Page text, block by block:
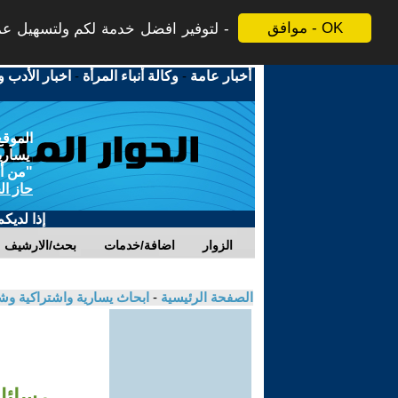
موافق - OK لتوفير افضل خدمة لكم ولتسهيل
أخبار عامة -وكالة أنباء المرأة - اخبار الأدب
"من
حاز
إذا
بحث/الارشيف اضافة/خدمات الزوار
الصفحة الرئيسية - ابحاث يسارية واشتراكية